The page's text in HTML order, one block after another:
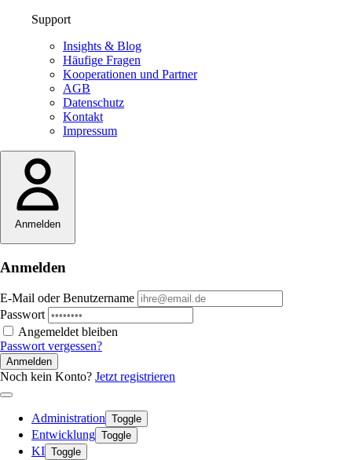
Support
Insights & Blog
Häufige Fragen
Kooperationen und Partner
AGB
Datenschutz
Kontakt
Impressum
Anmelden
Anmelden
E-Mail oder Benutzername
Passwort
Angemeldet bleiben
Passwort vergessen?
Anmelden
Noch kein Konto? Jetzt registrieren
Administration Toggle
Entwicklung Toggle
KI Toggle